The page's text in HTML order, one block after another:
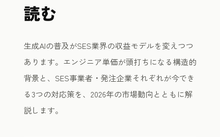
読む
生成AIの普及がSES業界の収益モデルを変えつつ
あります。エンジニア単価が頭打ちになる構造的
背景と、SES事業者・発注企業それぞれが今でき
る3つの対応策を、2026年の市場動向とともに解
説します。